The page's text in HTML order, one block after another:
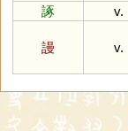
諑
v.
謾 v.